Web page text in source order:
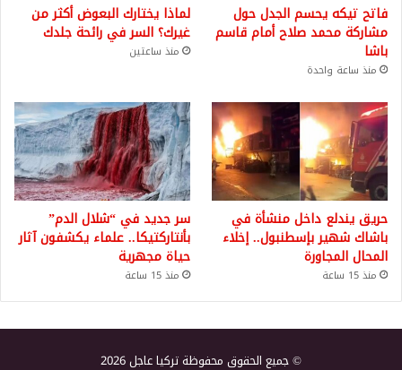
فاتح تيكه يحسم الجدل حول
مشاركة محمد صلاح أمام قاسم
باشا
منذ ساعة واحدة
لماذا يختارك البعوض أكثر من
غيرك؟ السر في رائحة جلدك
منذ ساعتين
حريق يندلع داخل منشأة في
باشاك شهير بإسطنبول.. إخلاء
المحال المجاورة
منذ 15 ساعة
سر جديد في “شلال الدم”
بأنتاركتيكا.. علماء يكشفون آثار
حياة مجهرية
منذ 15 ساعة
© جميع الحقوق محفوظة تركيا عاجل 2026